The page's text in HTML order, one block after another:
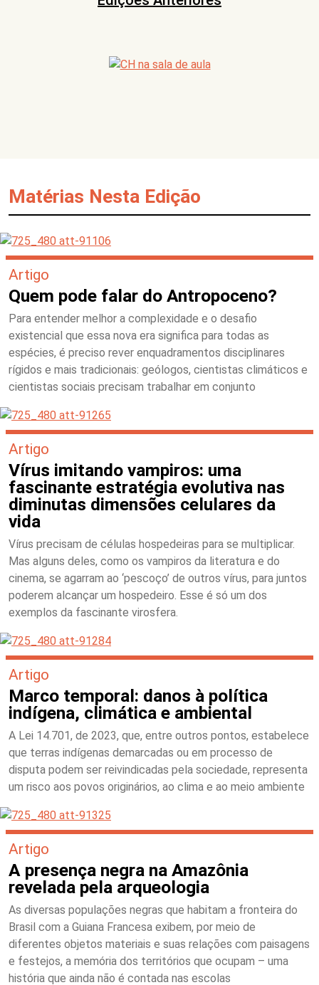
Matérias Nesta Edição
Artigo
Quem pode falar do Antropoceno?
Para entender melhor a complexidade e o desafio
existencial que essa nova era significa para todas as
espécies, é preciso rever enquadramentos disciplinares
rígidos e mais tradicionais: geólogos, cientistas climáticos e
cientistas sociais precisam trabalhar em conjunto
Artigo
Vírus imitando vampiros: uma
fascinante estratégia evolutiva nas
diminutas dimensões celulares da
vida
Vírus precisam de células hospedeiras para se multiplicar.
Mas alguns deles, como os vampiros da literatura e do
cinema, se agarram ao ‘pescoço’ de outros vírus, para juntos
poderem alcançar um hospedeiro. Esse é só um dos
exemplos da fascinante virosfera.
Artigo
Marco temporal: danos à política
indígena, climática e ambiental
A Lei 14.701, de 2023, que, entre outros pontos, estabelece
que terras indígenas demarcadas ou em processo de
disputa podem ser reivindicadas pela sociedade, representa
um risco aos povos originários, ao clima e ao meio ambiente
Artigo
A presença negra na Amazônia
revelada pela arqueologia
As diversas populações negras que habitam a fronteira do
Brasil com a Guiana Francesa exibem, por meio de
diferentes objetos materiais e suas relações com paisagens
e festejos, a memória dos territórios que ocupam – uma
história que ainda não é contada nas escolas